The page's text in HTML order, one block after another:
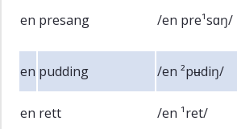
en presang /en pre¹sɑŋ/
en pudding /en ²pʉdiŋ/
en rett /en ¹ret/